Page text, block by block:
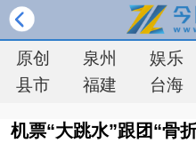
原创 泉州 娱乐
县市
福建 台海
机票“大跳水”跟团“骨